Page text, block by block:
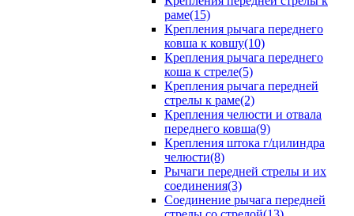
раме(15)
Крепления рычага переднего
ковша к ковшу(10)
Крепления рычага переднего
коша к стреле(5)
Крепления рычага передней
стрелы к раме(2)
Крепления челюсти и отвала
переднего ковша(9)
Крепления штока г/цилиндра
челюсти(8)
Рычаги передней стрелы и их
соединения(3)
Соединение рычага передней